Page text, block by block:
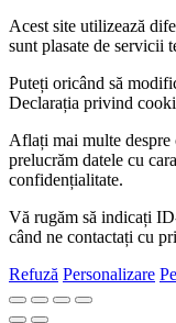
Acest site utilizează
sunt plasate de servicii
Puteți oricând să
Declarația privind
Aflați mai multe despre
prelucrăm datele cu
confidențialitate.
Vă rugăm să indicați
când ne contactați cu
Refuză Personalizare